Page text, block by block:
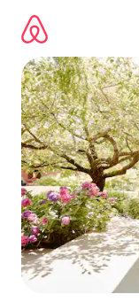
direct
naar
inhoud